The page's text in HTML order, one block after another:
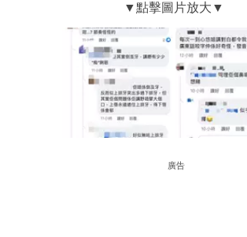
廣告